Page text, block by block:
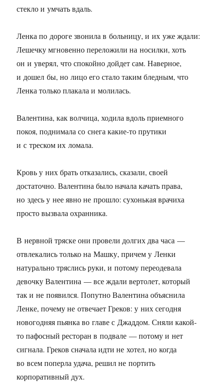
стекло и умчать вдаль.
Ленка по дороге звонила в больницу, и их уже ждали:
Лешечку мгновенно переложили на носилки, хоть
он и уверял, что спокойно дойдет сам. Наверное,
и дошел бы, но лицо его стало таким бледным, что
Ленка только плакала и молилась.
Валентина, как волчица, ходила вдоль приемного
покоя, поднимала со снега какие-то прутики
и с треском их ломала.
Кровь у них брать отказались, сказали, своей
достаточно. Валентина было начала качать права,
но здесь у нее явно не прошло: сухонькая врачиха
просто вызвала охранника.
В нервной тряске они провели долгих два часа —
отвлекались только на Машку, причем у Ленки
натурально тряслись руки, и потому переодевала
девочку Валентина — все ждали вертолет, который
так и не появился. Попутно Валентина объяснила
Ленке, почему не отвечает Греков: у них сегодня
новогодняя пьянка во главе с Джаддом. Сняли какой-
то пафосный ресторан в подвале — потому и нет
сигнала. Греков сначала идти не хотел, но когда
во всем поперла удача, решил не портить
корпоративный дух.